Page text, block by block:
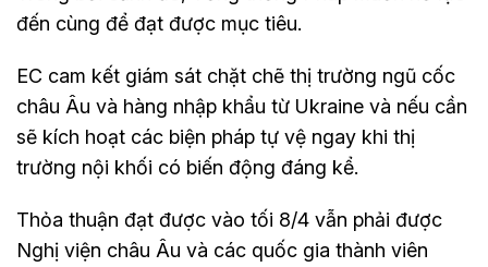
đến cùng để đạt được mục tiêu.
EC cam kết giám sát chặt chẽ thị trường ngũ cốc
châu Âu và hàng nhập khẩu từ Ukraine và nếu cần
sẽ kích hoạt các biện pháp tự vệ ngay khi thị
trường nội khối có biến động đáng kể.
Thỏa thuận đạt được vào tối 8/4 vẫn phải được
Nghị viện châu Âu và các quốc gia thành viên